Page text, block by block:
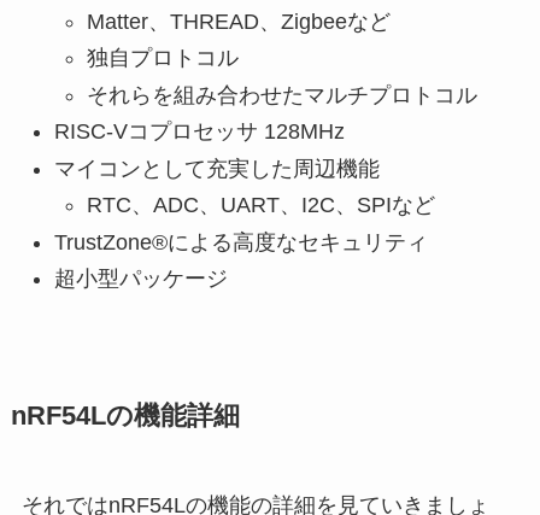
Matter、THREAD、Zigbeeなど
独自プロトコル
それらを組み合わせたマルチプロトコル
RISC-Vコプロセッサ 128MHz
マイコンとして充実した周辺機能
RTC、ADC、UART、I2C、SPIなど
TrustZone®による高度なセキュリティ
超小型パッケージ
nRF54Lの機能詳細
それではnRF54Lの機能の詳細を見ていきましょ